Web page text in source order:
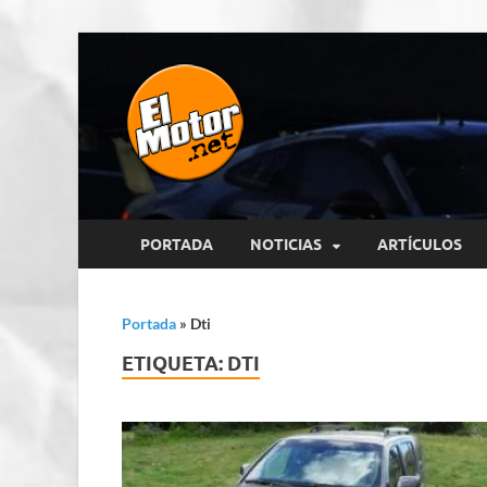
El Motor
PORTADA NOTICIAS ARTÍCULOS
Portada » Dti
ETIQUETA: DTI